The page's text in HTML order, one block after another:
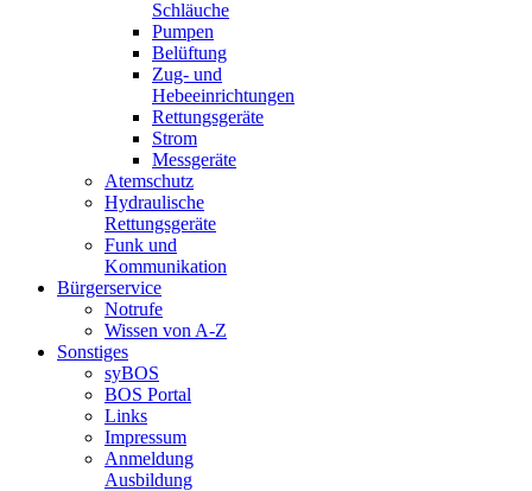
Schläuche
Pumpen
Belüftung
Zug- und
Hebeeinrichtungen
Rettungsgeräte
Strom
Messgeräte
Atemschutz
Hydraulische
Rettungsgeräte
Funk und
Kommunikation
Bürgerservice
Notrufe
Wissen von A-Z
Sonstiges
syBOS
BOS Portal
Links
Impressum
Anmeldung
Ausbildung